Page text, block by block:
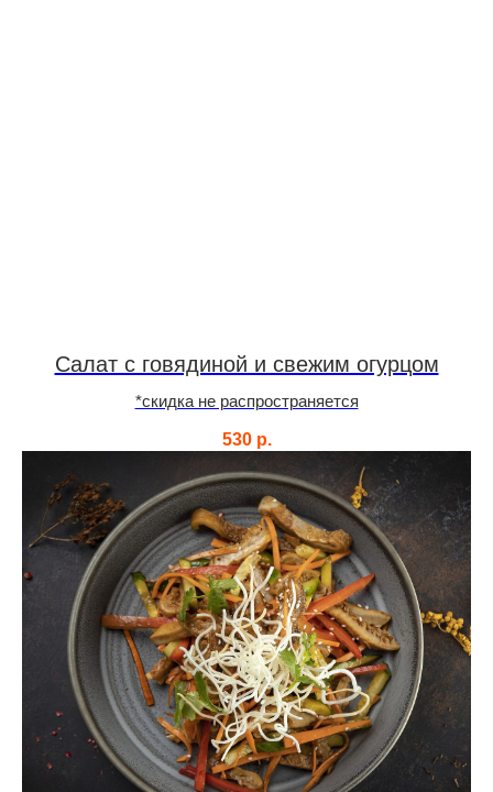
Салат с говядиной и свежим огурцом
*скидка не распространяется
530 р.